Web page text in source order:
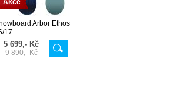
Akce
Arbor Ethos
17
5 699,- Kč
9 890,- Kč